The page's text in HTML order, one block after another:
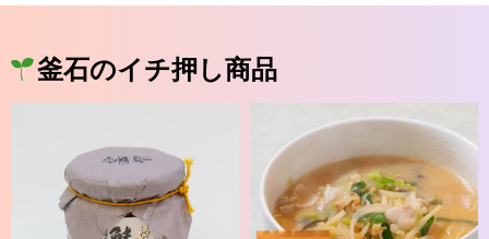
釜石のイチ押し商品